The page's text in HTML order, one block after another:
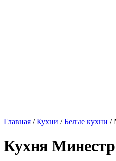
Главная /Кухни /Белые кухни /
Кухня